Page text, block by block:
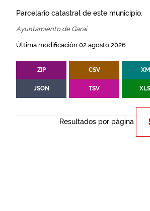
Parcelario catastral de este municipio.
Ayuntamiento de Garai
Última modificación 02 agosto 2026
ZIP CSV
JSON TSV
Resultados por página